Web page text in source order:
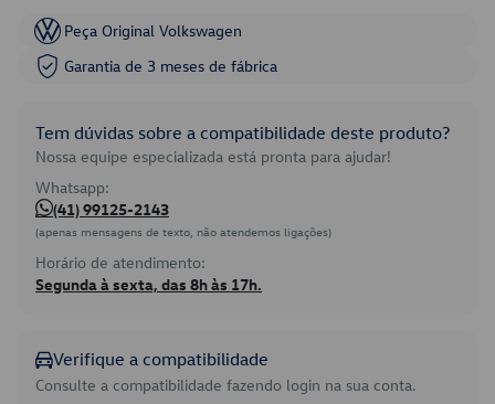
Peça Original Volkswagen
Garantia de 3 meses de fábrica
Tem dúvidas sobre a compatibilidade deste produto?
Nossa equipe especializada está pronta para ajudar!
Whatsapp:
(41) 99125-2143
(apenas mensagens de texto, não atendemos ligações)
Horário de atendimento:
Segunda à sexta, das 8h às 17h.
Verifique a compatibilidade
Consulte a compatibilidade fazendo login na sua conta.